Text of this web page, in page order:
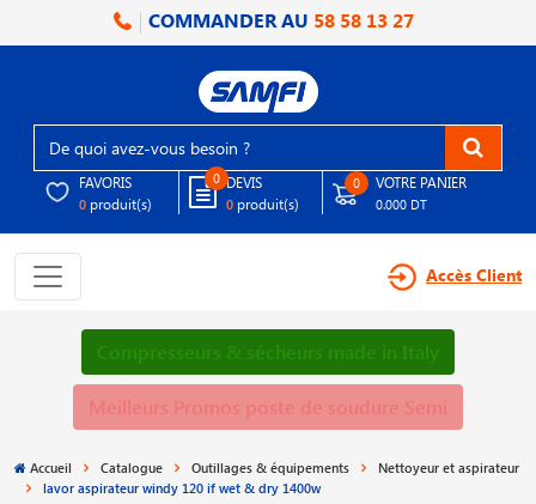
COMMANDER AU 58 58 13 27
FAVORIS
0 produit(s)
0 DEVIS
0 produit(s)
0 VOTRE PANIER
0.000 DT
Accès Client
Compresseurs & sécheurs made in Italy
Meilleurs Promos poste de soudure Semi
Accueil Catalogue Outillages & équipements
Nettoyeur et aspirateur
lavor aspirateur windy 120 if wet & dry 1400w